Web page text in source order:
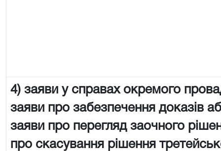
4) заяви у справах окремого
заяви про забезпечення доказів
заяви про перегляд заочного
про скасування рішення